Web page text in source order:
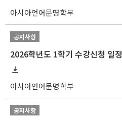
아시아언어문명학부
공지사항
2026학년도 1학기 수강신청 일정
아시아언어문명학부
공지사항